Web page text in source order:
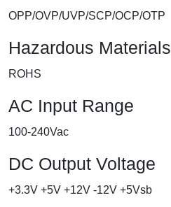
OPP/OVP/UVP/SCP/OCP/OTP
Hazardous Materials
ROHS
AC Input Range
100-240Vac
DC Output Voltage
+3.3V +5V +12V -12V +5Vsb